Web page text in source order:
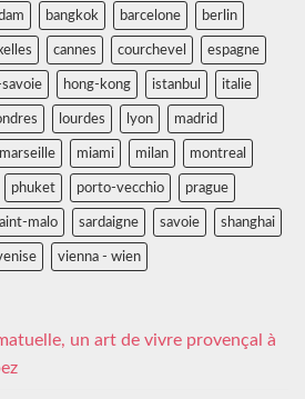
bangkok barcelone berlin
cannes courchevel espagne
hong-kong istanbul italie
lourdes lyon madrid
marseille miami milan montreal
phuket porto-vecchio prague
malo sardaigne savoie shanghai
vienna - wien
un art de vivre provençal à